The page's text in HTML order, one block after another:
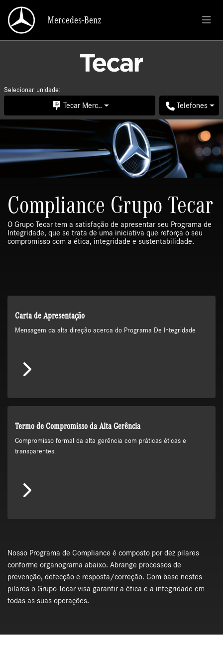
Mercedes-Benz
Selecionar unidade:
Tecar Merc.. Telefones
Compliance Grupo Tecar
O Grupo Tecar tem a satisfação de apresentar seu Programa de
Integridade, que se trata de uma iniciativa que reforça o seu
compromisso com a ética, integridade e sustentabilidade.
Carta de Apresentação
Mensagem da alta direção acerca do Programa De Integridade
Termo de Compromisso da Alta Gerência
Compromisso formal da alta gerência com práticas éticas e
transparentes.
Nosso Programa de Compliance é composto por dez pilares
conforme organograma abaixo. Abrange processos de
prevenção, detecção e resposta/correção. Com base nestes
pilares o Grupo Tecar visa garantir a ética e a integridade em
todas as suas operações.
Mercedes-Benz